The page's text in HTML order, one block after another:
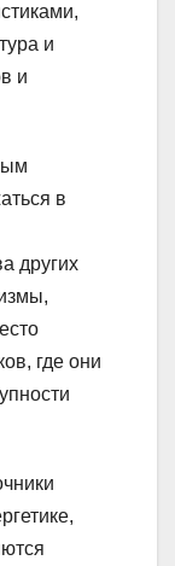
и
и
в
других
где они